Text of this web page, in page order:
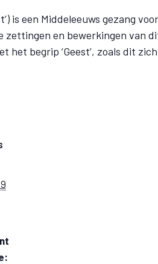
is een Middeleeuws gezang
en bewerkingen van
het begrip ‘Geest’, zoals dit